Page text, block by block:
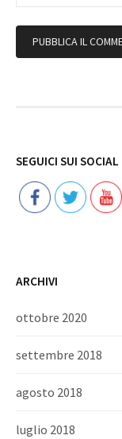
SEGUICI SUI SOCIAL
ARCHIVI
ottobre 2020
settembre 2018
agosto 2018
luglio 2018